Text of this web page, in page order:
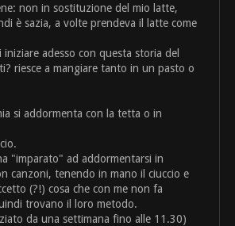
non in sostituzione del mio latte,
è sazia, a volte prendeva il latte come
iniziare adesso con questa storia del
riesce a mangiare tanto in un pasto o
si addormenta con la tetta o in
"imparato" ad addormentarsi in
canzoni, tenendo in mano il ciuccio e
(?!) cosa che con me non fa
trovano il loro metodo.
da una settimana fino alle 11.30)